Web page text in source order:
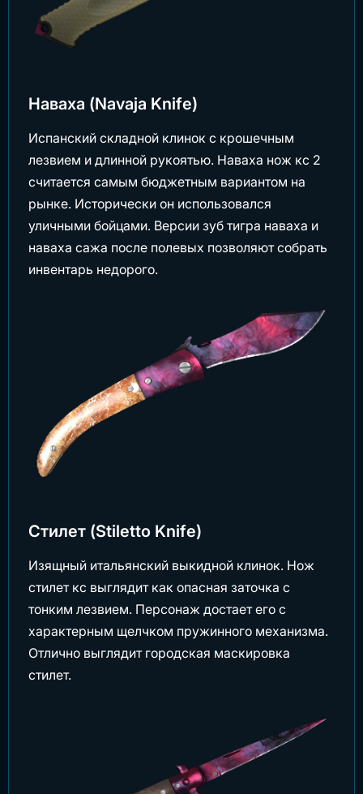
Наваха (Navaja Knife)
Испанский складной клинок с крошечным
лезвием и длинной рукоятью. Наваха нож кс 2
считается самым бюджетным вариантом на
рынке. Исторически он использовался
уличными бойцами. Версии зуб тигра наваха и
наваха сажа после полевых позволяют собрать
инвентарь недорого.
Стилет (Stiletto Knife)
Изящный итальянский выкидной клинок. Нож
стилет кс выглядит как опасная заточка с
тонким лезвием. Персонаж достает его с
характерным щелчком пружинного механизма.
Отлично выглядит городская маскировка
стилет.